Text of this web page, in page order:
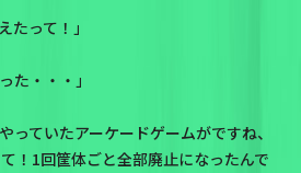
たって！」
た・・・」
っていたアーケードゲームがですね、
！1回筐体ごと全部廃止になったんで